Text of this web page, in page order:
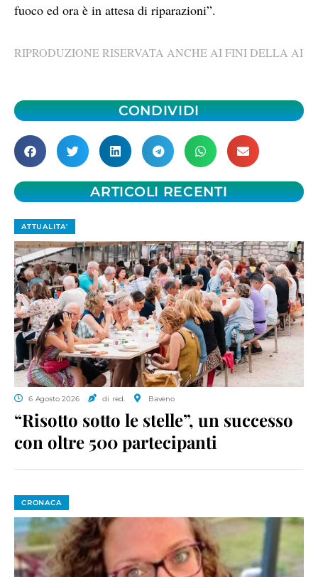
fuoco ed ora è in attesa di riparazioni”.
RIPRODUZIONE RISERVATA ANCHE AI FINI DELLA AI
CONDIVIDI
ARTICOLI RECENTI
ATTUALITA'
6 Agosto 2026 di red. Baveno
“Risotto sotto le stelle”, un successo
con oltre 500 partecipanti
CRONACA